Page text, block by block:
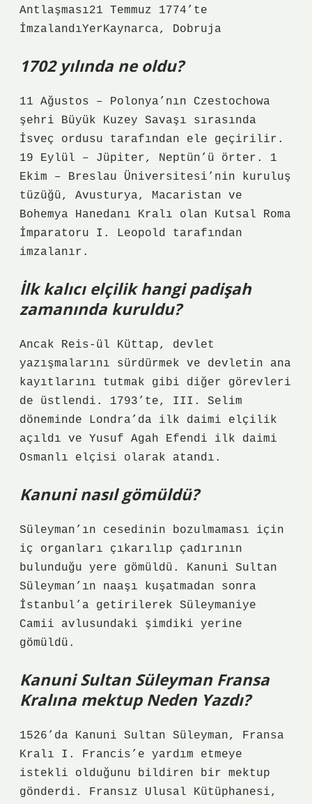
Antlaşması21 Temmuz 1774’te
İmzalandıYerKaynarca, Dobruja
1702 yılında ne oldu?
11 Ağustos – Polonya’nın Czestochowa
şehri Büyük Kuzey Savaşı sırasında
İsveç ordusu tarafından ele geçirilir.
19 Eylül – Jüpiter, Neptün’ü örter. 1
Ekim – Breslau Üniversitesi’nin kuruluş
tüzüğü, Avusturya, Macaristan ve
Bohemya Hanedanı Kralı olan Kutsal Roma
İmparatoru I. Leopold tarafından
imzalanır.
İlk kalıcı elçilik hangi padişah
zamanında kuruldu?
Ancak Reis-ül Küttap, devlet
yazışmalarını sürdürmek ve devletin ana
kayıtlarını tutmak gibi diğer görevleri
de üstlendi. 1793’te, III. Selim
döneminde Londra’da ilk daimi elçilik
açıldı ve Yusuf Agah Efendi ilk daimi
Osmanlı elçisi olarak atandı.
Kanuni nasıl gömüldü?
Süleyman’ın cesedinin bozulmaması için
iç organları çıkarılıp çadırının
bulunduğu yere gömüldü. Kanuni Sultan
Süleyman’ın naaşı kuşatmadan sonra
İstanbul’a getirilerek Süleymaniye
Camii avlusundaki şimdiki yerine
gömüldü.
Kanuni Sultan Süleyman Fransa
Kralına mektup Neden Yazdı?
1526’da Kanuni Sultan Süleyman, Fransa
Kralı I. Francis’e yardım etmeye
istekli olduğunu bildiren bir mektup
gönderdi. Fransız Ulusal Kütüphanesi,